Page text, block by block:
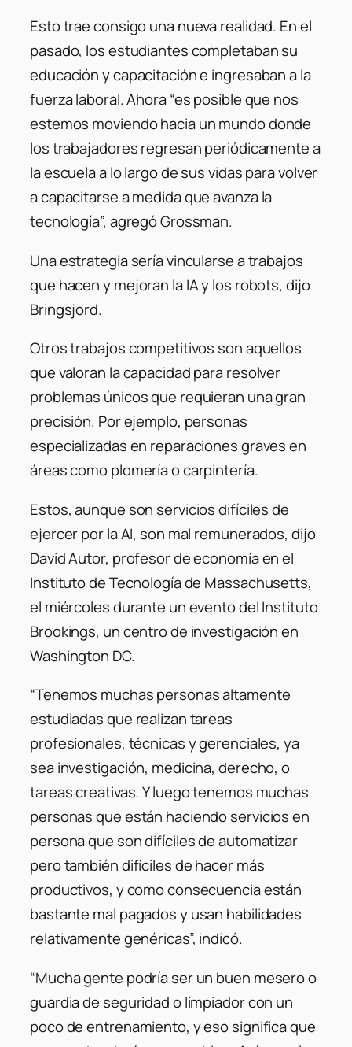
Esto trae consigo una nueva realidad. En el
pasado, los estudiantes completaban su
educación y capacitación e ingresaban a la
fuerza laboral. Ahora “es posible que nos
estemos moviendo hacia un mundo donde
los trabajadores regresan periódicamente a
la escuela a lo largo de sus vidas para volver
a capacitarse a medida que avanza la
tecnología”, agregó Grossman.
Una estrategia sería vincularse a trabajos
que hacen y mejoran la IA y los robots, dijo
Bringsjord.
Otros trabajos competitivos son aquellos
que valoran la capacidad para resolver
problemas únicos que requieran una gran
precisión. Por ejemplo, personas
especializadas en reparaciones graves en
áreas como plomería o carpintería.
Estos, aunque son servicios difíciles de
ejercer por la AI, son mal remunerados, dijo
David Autor, profesor de economía en el
Instituto de Tecnología de Massachusetts,
el miércoles durante un evento del Instituto
Brookings, un centro de investigación en
Washington DC.
“Tenemos muchas personas altamente
estudiadas que realizan tareas
profesionales, técnicas y gerenciales, ya
sea investigación, medicina, derecho, o
tareas creativas. Y luego tenemos muchas
personas que están haciendo servicios en
persona que son difíciles de automatizar
pero también difíciles de hacer más
productivos, y como consecuencia están
bastante mal pagados y usan habilidades
relativamente genéricas”, indicó.
“Mucha gente podría ser un buen mesero o
guardia de seguridad o limpiador con un
poco de entrenamiento, y eso significa que